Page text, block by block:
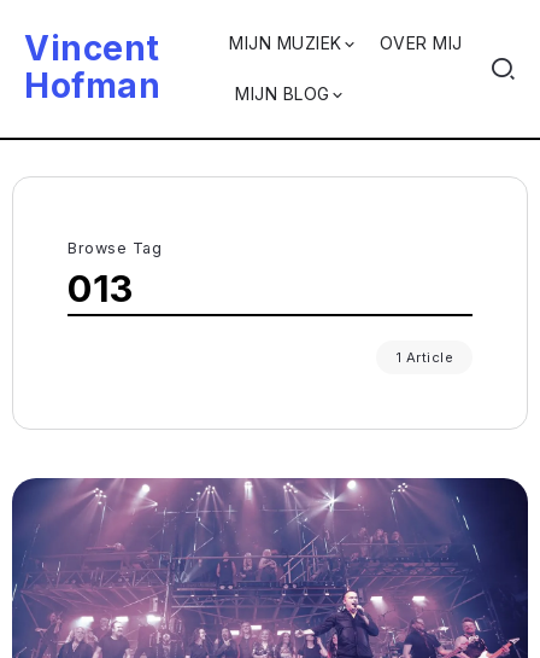
Vincent
Hofman
MIJN MUZIEK OVER MIJ
MIJN BLOG
Browse Tag
013
1 Article